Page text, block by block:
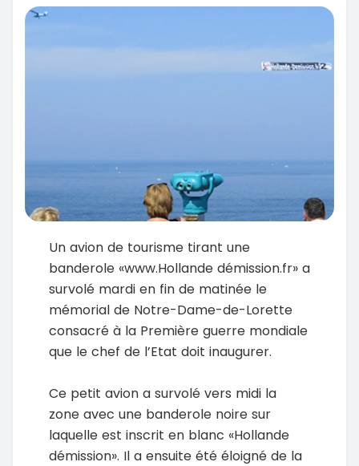
Un avion de tourisme tirant une
banderole «www.Hollande démission.fr» a
survolé mardi en fin de matinée le
mémorial de Notre-Dame-de-Lorette
consacré à la Première guerre mondiale
que le chef de l’Etat doit inaugurer.
Ce petit avion a survolé vers midi la
zone avec une banderole noire sur
laquelle est inscrit en blanc «Hollande
démission». Il a ensuite été éloigné de la